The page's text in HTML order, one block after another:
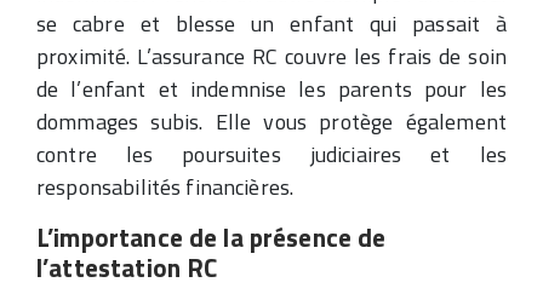
se cabre et blesse un enfant qui passait à
proximité. L’assurance RC couvre les frais de soin
de l’enfant et indemnise les parents pour les
dommages subis. Elle vous protège également
contre les poursuites judiciaires et les
responsabilités financières.
L’importance de la présence de
l’attestation RC